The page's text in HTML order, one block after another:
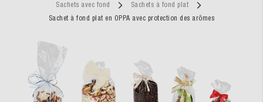
Sachets avec fond
Sachets à fond plat
Sachet à fond plat en OPPA avec protection des arômes